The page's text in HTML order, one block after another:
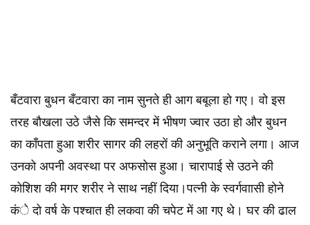
बँटवारा बुधन बँटवारा का नाम सुनते ही आग बबूला हो गए। वो इस
तरह बौखला उठे जैसे कि समन्दर में भीषण ज्वार उठा हो और बुधन
का काँपता हुआ शरीर सागर की लहरों की अनुभूति कराने लगा। आज
उनको अपनी अवस्था पर अफसोस हुआ। चारापाई से उठने की
कोशिश की मगर शरीर ने साथ नहीं दिया।पत्नी के स्वर्गवाासी होने
कंे दो वर्ष के पश्चात ही लकवा की चपेट में आ गए थे। घर की ढाल